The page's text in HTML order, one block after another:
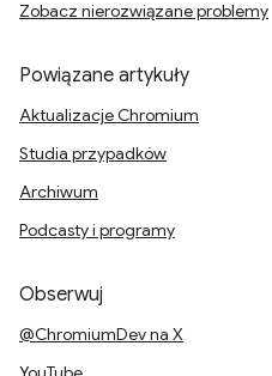
Zobacz nierozwiązane problemy
Powiązane artykuły
Aktualizacje Chromium
Studia przypadków
Archiwum
Podcasty i programy
Obserwuj
@ChromiumDev na X